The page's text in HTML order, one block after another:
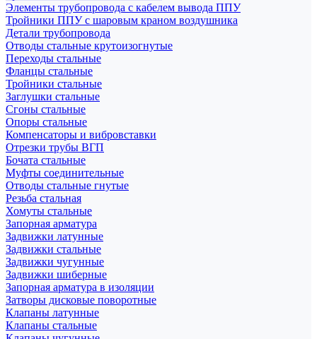
Элементы трубопровода с кабелем вывода ППУ
Тройники ППУ с шаровым краном воздушника
Детали трубопровода
Отводы стальные крутоизогнутые
Переходы стальные
Фланцы стальные
Тройники стальные
Заглушки стальные
Сгоны стальные
Опоры стальные
Компенсаторы и вибровставки
Отрезки трубы ВГП
Бочата стальные
Муфты соединительные
Отводы стальные гнутые
Резьба стальная
Хомуты стальные
Запорная арматура
Задвижки латунные
Задвижки стальные
Задвижки чугунные
Задвижки шиберные
Запорная арматура в изоляции
Затворы дисковые поворотные
Клапаны латунные
Клапаны стальные